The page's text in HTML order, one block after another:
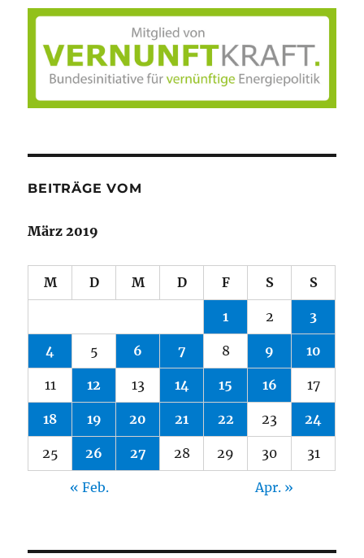
BEITRÄGE VOM
März 2019
M D M D F S S
1 2 3
4 5 6 7 8 9 10
11 12 13 14 15 16 17
18 19 20 21 22 23 24
25 26 27 28 29 30 31
« Feb. Apr. »